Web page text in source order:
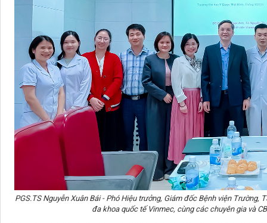
PGS.TS Nguyễn Xuân Bái - Phó Hiệu trưởng, Giám đốc Bệnh viện Trường,
đa khoa quốc tế Vinmec, cùng các chuyên gia và